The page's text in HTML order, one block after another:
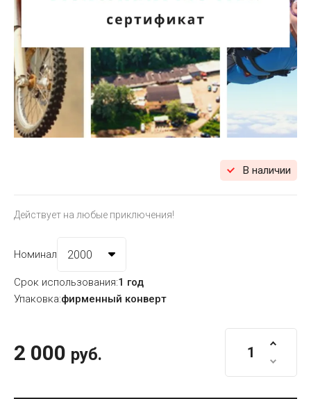
В наличии
Действует на любые приключения!
Номинал
Срок использования:1 год
Упаковка:фирменный конверт
2 000 руб.